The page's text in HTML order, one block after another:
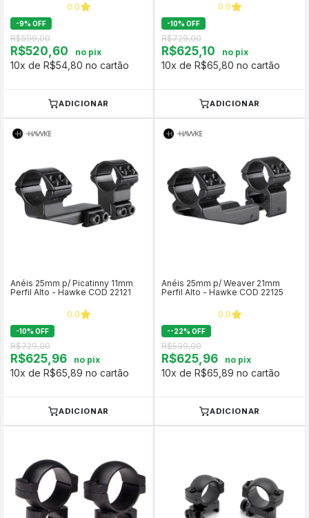
0.0
-9% OFF
R$599,00
R$520,60 no pix
10x de R$54,80 no cartão
ADICIONAR
0.0
-10% OFF
R$729,00
R$625,10 no pix
10x de R$65,80 no cartão
ADICIONAR
Anéis 25mm p/ Picatinny 11mm
Perfil Alto - Hawke COD 22121
0.0
-10% OFF
R$729,00
R$625,96 no pix
10x de R$65,89 no cartão
ADICIONAR
Anéis 25mm p/ Weaver 21mm
Perfil Alto - Hawke COD 22125
0.0
--22% OFF
R$539,00
R$625,96 no pix
10x de R$65,89 no cartão
ADICIONAR